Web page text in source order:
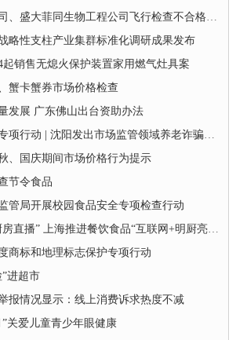
盛大菲同生物工程公司飞行检查不合格被立案
略性支柱产业集群标准化调研成果发布
销售无熄火保护装置家用燃气灶具案
蟹卡蟹券市场价格检查
发展 广东佛山出台资助办法
阳发出市场监管领域养老诈骗常见违法行为查办工作指引清单
、国庆期间市场价格行为提示
节令食品
管局开展校园食品安全专项检查行动
播” 上海推进餐饮食品“互联网+明厨亮灶”工程
商标和地理标志保护专项行动
进超市
报情况显示：线上消费诉求热度不减
关爱儿童青少年眼健康